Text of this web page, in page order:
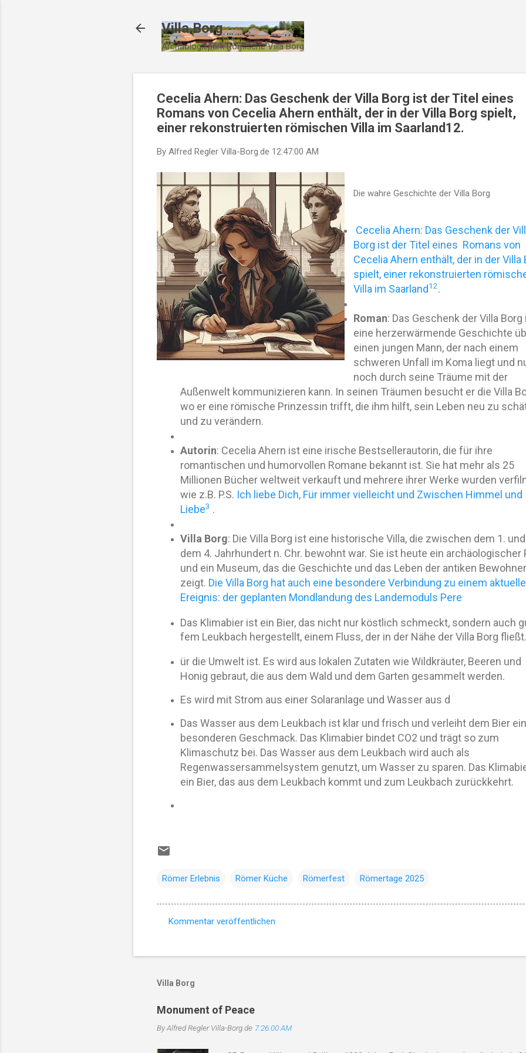
Villa Borg
Archäologiepark Römische Villa Borg
Cecelia Ahern: Das Geschenk der Villa Borg ist der Titel eines
Romans von Cecelia Ahern enthält, der in der Villa Borg spielt,
einer rekonstruierten römischen Villa im Saarland12.
By Alfred Regler Villa-Borg.de 12:47:00 AM
Die wahre Geschichte der Villa Borg
Cecelia Ahern: Das Geschenk der
Borg ist der Titel eines Romans von
Cecelia Ahern enthält, der in der Villa
spielt, einer rekonstruierten
Villa im Saarland12.
Roman: Das Geschenk der Villa Borg
eine herzerwärmende Geschichte
einen jungen Mann, der nach einem
schweren Unfall im Koma liegt und
noch durch seine Träume mit der
Außenwelt kommunizieren kann. In seinen Träumen besucht er die Villa
wo er eine römische Prinzessin trifft, die ihm hilft, sein Leben neu zu
und zu verändern.
Autorin: Cecelia Ahern ist eine irische Bestsellerautorin, die für ihre
romantischen und humorvollen Romane bekannt ist. Sie hat mehr als 25
Millionen Bücher weltweit verkauft und mehrere ihrer Werke wurden
wie z.B. P.S. Ich liebe Dich, Für immer vielleicht und Zwischen Himmel und
Liebe3 .
Villa Borg: Die Villa Borg ist eine historische Villa, die zwischen dem 1. und
dem 4. Jahrhundert n. Chr. bewohnt war. Sie ist heute ein archäologischer
und ein Museum, das die Geschichte und das Leben der antiken Bewohner
zeigt. Die Villa Borg hat auch eine besondere Verbindung zu einem
Ereignis: der geplanten Mondlandung des Landemoduls Pere
Das Klimabier ist ein Bier, das nicht nur köstlich schmeckt, sondern auch
fem Leukbach hergestellt, einem Fluss, der in der Nähe der Villa Borg fließt.
ür die Umwelt ist. Es wird aus lokalen Zutaten wie Wildkräuter, Beeren und
Honig gebraut, die aus dem Wald und dem Garten gesammelt werden.
Es wird mit Strom aus einer Solaranlage und Wasser aus d
Das Wasser aus dem Leukbach ist klar und frisch und verleiht dem Bier
besonderen Geschmack. Das Klimabier bindet CO2 und trägt so zum
Klimaschutz bei. Das Wasser aus dem Leukbach wird auch als
Regenwassersammelsystem genutzt, um Wasser zu sparen. Das
ein Bier, das aus dem Leukbach kommt und zum Leukbach zurückkehrt.
Römer Erlebnis Römer Küche Römerfest Römertage 2025
m
n
t
a
Kommentar veröffentlichen
Villa Borg
Monument of Peace
By Alfred ReglerVilla-Borg.de 7:26:00 AM